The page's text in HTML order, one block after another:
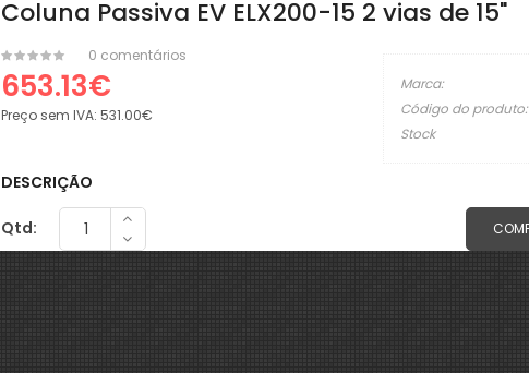
Coluna Passiva EV ELX200-15 2 vias de 15"
0 comentários
653.13€
Preço sem IVA: 531.00€
Marca:
Código do produto:
Stock
DESCRIÇÃO
Qtd: